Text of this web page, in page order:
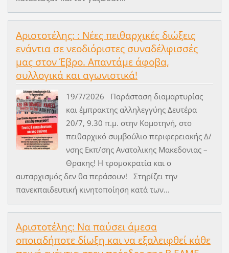
Αριστοτέλης: : Νέες πειθαρχικές διώξεις
ενάντια σε νεοδιόριστες συναδέλφισσές
μας στον Έβρο. Απαντάμε άφοβα,
συλλογικά και αγωνιστικά!
19/7/2026 Παράσταση διαμαρτυρίας
και έμπρακτης αλληλεγγύης Δευτέρα
20/7, 9.30 π.μ. στην Κομοτηνή, στο
πειθαρχικό συμβούλιο περιφερειακής Δ/
νσης Εκπ/σης Ανατολικης Μακεδονιας –
Θρακης! Η τρομοκρατία και ο
αυταρχισμός δεν θα περάσουν! Στηρίζει την
πανεκπαιδευτική κινητοποίηση κατά των...
Αριστοτέλης: Να παύσει άμεσα
οποιαδήποτε δίωξη και να εξαλειφθεί κάθε